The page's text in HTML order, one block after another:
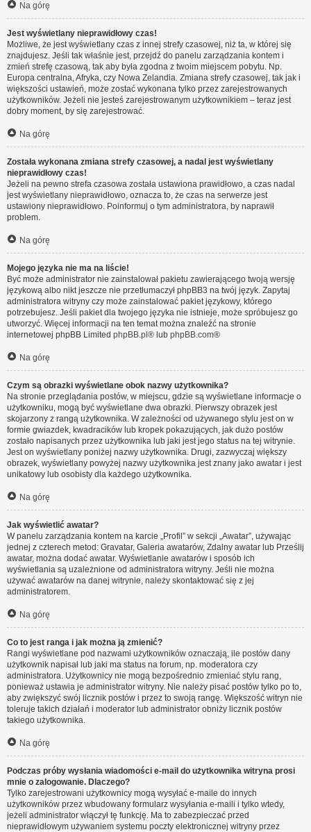
Na górę
Jest wyświetlany nieprawidłowy czas!
Możliwe, że jest wyświetlany czas z innej strefy czasowej, niż ta, w której się
znajdujesz. Jeśli tak właśnie jest, przejdź do panelu zarządzania kontem i
zmień strefę czasową, tak aby była zgodna z twoim miejscem pobytu. Np.
Europa centralna, Afryka, czy Nowa Zelandia. Zmiana strefy czasowej, tak jak i
większości ustawień, może zostać wykonana tylko przez zarejestrowanych
użytkowników. Jeżeli nie jesteś zarejestrowanym użytkownikiem – teraz jest
dobry moment, by się zarejestrować.
Na górę
Została wykonana zmiana strefy czasowej, a nadal jest wyświetlany
nieprawidłowy czas!
Jeżeli na pewno strefa czasowa została ustawiona prawidłowo, a czas nadal
jest wyświetlany nieprawidłowo, oznacza to, że czas na serwerze jest
ustawiony nieprawidłowo. Poinformuj o tym administratora, by naprawił
problem.
Na górę
Mojego języka nie ma na liście!
Być może administrator nie zainstalował pakietu zawierającego twoją wersję
językową albo nikt jeszcze nie przetłumaczył phpBB3 na twój język. Zapytaj
administratora witryny czy może zainstalować pakiet językowy, którego
potrzebujesz. Jeśli pakiet dla twojego języka nie istnieje, może spróbujesz go
utworzyć. Więcej informacji na ten temat można znaleźć na stronie
internetowej phpBB Limited phpBB.pl ® lub phpBB.com®
Na górę
Czym są obrazki wyświetlane obok nazwy użytkownika?
Na stronie przeglądania postów, w miejscu, gdzie są wyświetlane informacje o
użytkowniku, mogą być wyświetlane dwa obrazki. Pierwszy obrazek jest
skojarzony z rangą użytkownika. W zależności od używanego stylu jest on w
formie gwiazdek, kwadracików lub kropek pokazujących, jak dużo postów
zostało napisanych przez użytkownika lub jaki jest jego status na tej witrynie.
Jest on wyświetlany poniżej nazwy użytkownika. Drugi, zazwyczaj większy
obrazek, wyświetlany powyżej nazwy użytkownika jest znany jako awatar i jest
unikatowy lub osobisty dla każdego użytkownika.
Na górę
Jak wyświetlić awatar?
W panelu zarządzania kontem na karcie „Profil” w sekcji „Awatar”, używając
jednej z czterech metod: Gravatar, Galeria awatarów, Zdalny awatar lub Prześlij
awatar, można dodać awatar. Wyświetlanie awatarów i sposób ich
wyświetlania są uzależnione od administratora witryny. Jeśli nie można
używać awatarów na danej witrynie, należy skontaktować się z jej
administratorem.
Na górę
Co to jest ranga i jak można ją zmienić?
Rangi wyświetlane pod nazwami użytkowników oznaczają, ile postów dany
użytkownik napisał lub jaki ma status na forum, np. moderatora czy
administratora. Użytkownicy nie mogą bezpośrednio zmieniać stylu rang,
ponieważ ustawia je administrator witryny. Nie należy pisać postów tylko po to,
aby zwiększyć swój licznik postów i przez to swoją rangę. Większość witryn nie
toleruje takich działań i moderator lub administrator obniży licznik postów
takiego użytkownika.
Na górę
Podczas próby wysłania wiadomości e-mail do użytkownika witryna prosi
mnie o zalogowanie. Dlaczego?
Tylko zarejestrowani użytkownicy mogą wysyłać e-maile do innych
użytkowników przez wbudowany formularz wysyłania e-maili i tylko wtedy,
jeżeli administrator włączył tę funkcję. Ma to zabezpieczać przed
nieprawidłowym używaniem systemu poczty elektronicznej witryny przez